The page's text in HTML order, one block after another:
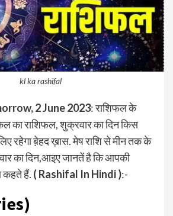
kl ka rashifal
2 June 2023: राशिफल के
का राशिफल, शुक्रवार का दिन किस
रहेगा ब़ेहद ख़ास. मेष राशि से मीन तक के
का दिन,आइए जानतें है कि आपकी
कहते हैं. ( Rashifal In Hindi ):-